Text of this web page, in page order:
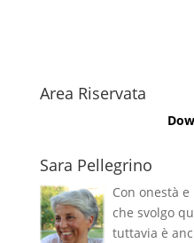
Area Riservata
Sara Pellegrino
Con onestà
che svolgo
tuttavia è